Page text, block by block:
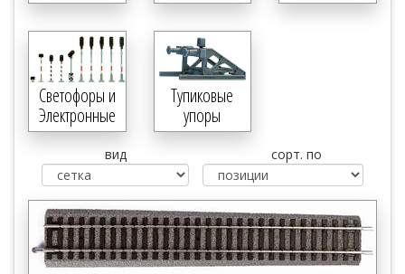
Светофоры и
Электронные
компоненты
Тупиковые
упоры
вид сорт. по